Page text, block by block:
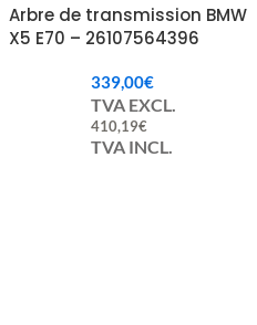
Arbre de transmission BMW
X5 E70 – 26107564396
339,00€
TVA EXCL.
410,19€
TVA INCL.